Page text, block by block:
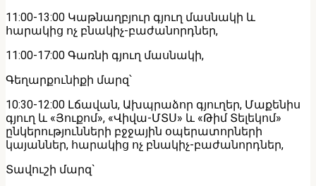
11:00-13:00 Կաթնաղբյուր գյուղ մասնակի և
հարակից ոչ բնակիչ-բաժանորդներ,
11:00-17:00 Գառնի գյուղ մասնակի,
Գեղարքունիքի մարզ՝
10:30-12:00 Լճավան, Ախպրաձոր գյուղեր, Մաքենիս
գյուղ և «Յուքոմ», «Վիվա-ՄՏՍ» և «Թիմ Տելեկոմ»
ընկերությունների բջջային օպերատորների
կայաններ, հարակից ոչ բնակիչ-բաժանորդներ,
Տավուշի մարզ`